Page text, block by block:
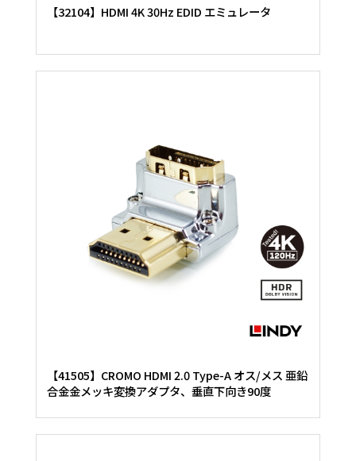
【32104】HDMI 4K 30Hz EDID エミュレータ
【41505】CROMO HDMI 2.0 Type-A オス/メス 亜鉛
合金金メッキ変換アダプタ、垂直下向き90度